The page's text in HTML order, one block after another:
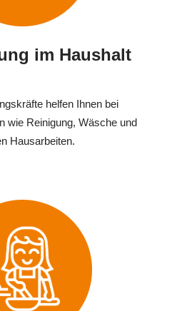
im Haushalt
helfen Ihnen bei
wie Reinigung, Wäsche und
Hausarbeiten.